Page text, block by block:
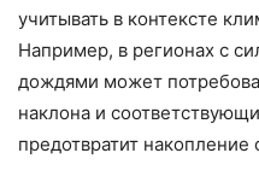
учитывать в контексте
Например, в регионах с
дождями может
наклона и
предотвратит